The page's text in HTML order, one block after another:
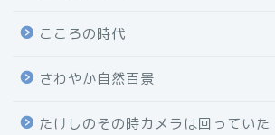
こころの時代
さわやか自然百景
たけしのその時カメラは回っていた